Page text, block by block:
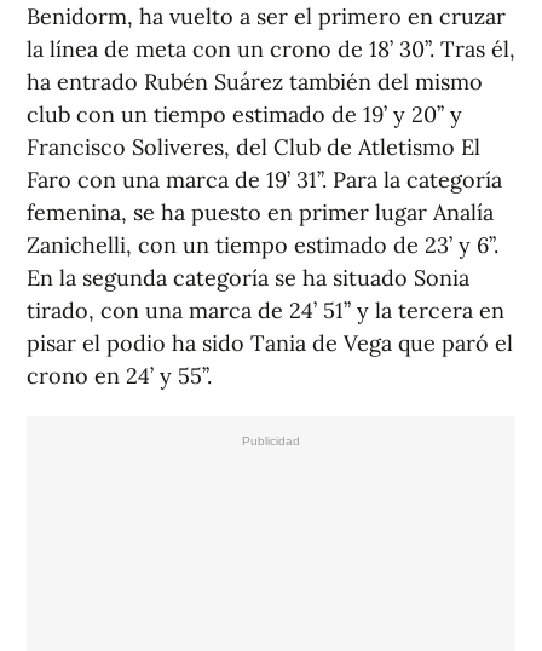
Benidorm, ha vuelto a ser el primero en cruzar
la línea de meta con un crono de 18’ 30’’. Tras él,
ha entrado Rubén Suárez también del mismo
club con un tiempo estimado de 19’ y 20’’ y
Francisco Soliveres, del Club de Atletismo El
Faro con una marca de 19’ 31’’. Para la categoría
femenina, se ha puesto en primer lugar Analía
Zanichelli, con un tiempo estimado de 23’ y 6’’.
En la segunda categoría se ha situado Sonia
tirado, con una marca de 24’ 51’’ y la tercera en
pisar el podio ha sido Tania de Vega que paró el
crono en 24’ y 55’’.